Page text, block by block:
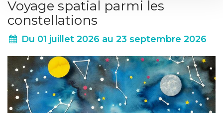
Voyage spatial parmi les
constellations
Du 01 juillet 2026 au23 septembre 2026